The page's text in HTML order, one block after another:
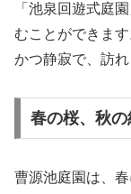
「池泉回遊式庭
むことができま
かつ静寂で、訪れ
春の桜、秋
曹源池庭園は、